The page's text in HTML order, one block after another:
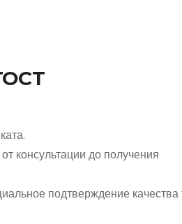
консультации до получения
подтверждение качества